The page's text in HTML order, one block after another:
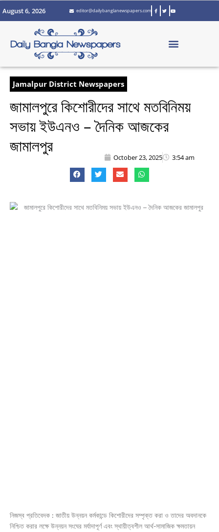
to
August 6, 2026 editor@dailybanglanewspapers.com
Jamalpur District Newspapers
জামালপুরে কিশোরীদের সাথে মতবিনিময়
সভায় ইউএনও – দৈনিক আজকের
জামালপুর
October 23, 2025 3:54 am
নিজস্ব প্রতিবেদক : জাতীয় উন্নয়ন কর্মকান্ডে কিশোরীদের সম্পৃক্ত করা ও তাদের অবদানকে
নিশ্চিত করার লক্ষে উন্নয়ন সংঘের মর্যাদাপূর্ণ এবং স্থায়ীত্বশীল আর্থ-সামাজিক ক্ষমতায়ন